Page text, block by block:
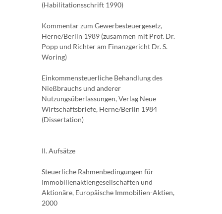
(Habilitationsschrift 1990)
Kommentar zum Gewerbesteuergesetz,
Herne/Berlin 1989 (zusammen mit Prof. Dr.
Popp und Richter am Finanzgericht Dr. S.
Woring)
Einkommensteuerliche Behandlung des
Nießbrauchs und anderer
Nutzungsüberlassungen, Verlag Neue
Wirtschaftsbriefe, Herne/Berlin 1984
(Dissertation)
II. Aufsätze
Steuerliche Rahmenbedingungen für
Immobilienaktiengesellschaften und
Aktionäre, Europäische Immobilien-Aktien,
2000